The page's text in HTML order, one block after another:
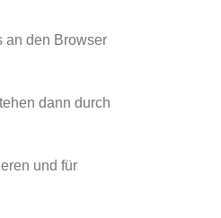
an den Browser
dann durch
und für